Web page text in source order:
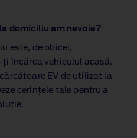
domiciliu am nevoie?
este, de obicei,
încărca vehiculul acasă.
EV de utilizat la
cerințele tale pentru a